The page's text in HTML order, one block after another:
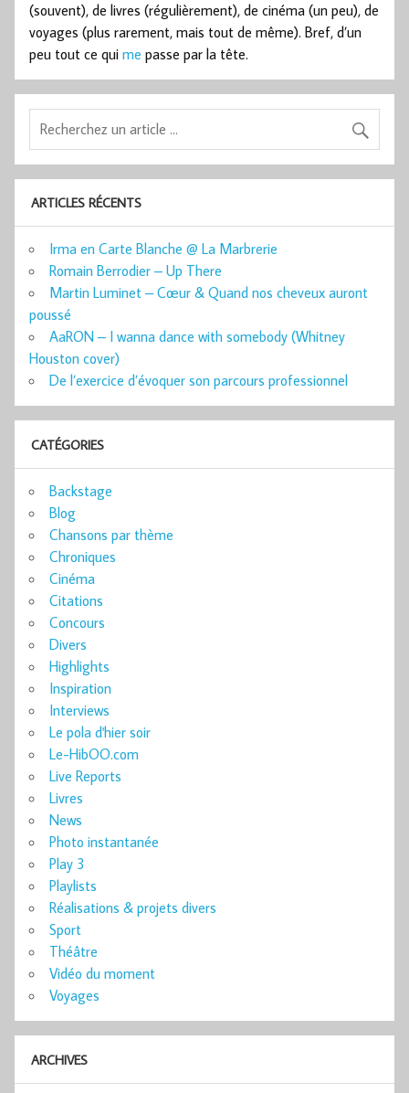
(souvent), de livres (régulièrement), de cinéma (un peu), de
voyages (plus rarement, mais tout de même). Bref, d’un
peu tout ce qui me passe par la tête.
ARTICLES RÉCENTS
Irma en Carte Blanche @ La Marbrerie
Romain Berrodier – Up There
Martin Luminet – Cœur & Quand nos cheveux auront
poussé
AaRON – I wanna dance with somebody (Whitney
Houston cover)
De l’exercice d’évoquer son parcours professionnel
CATÉGORIES
Backstage
Blog
Chansons par thème
Chroniques
Cinéma
Citations
Concours
Divers
Highlights
Inspiration
Interviews
Le pola d'hier soir
Le-HibOO.com
Live Reports
Livres
News
Photo instantanée
Play 3
Playlists
Réalisations & projets divers
Sport
Théâtre
Vidéo du moment
Voyages
ARCHIVES